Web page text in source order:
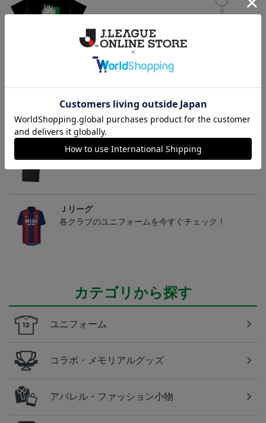
4,950円
ヴァンラーレ八戸 カラ
2,500円 1,100円
トピックス
Ｊリーグ
多種多様なアパレルアイテムはこちら！！
Ｊリーグ
各クラブのユニフォームを今すぐチェック！
カテゴリから探す
ユニフォーム
コラボ・メモリアルグッズ
アパレル・ファッション小物